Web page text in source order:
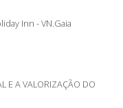
Inn - VN.Gaia
E A VALORIZAÇÃO DO